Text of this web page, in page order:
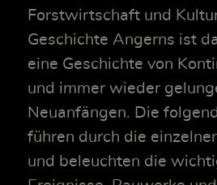
Forstwirtschaft und
Geschichte Angerns ist
eine Geschichte von
und immer wieder
Neuanfängen. Die
führen durch die
und beleuchten die